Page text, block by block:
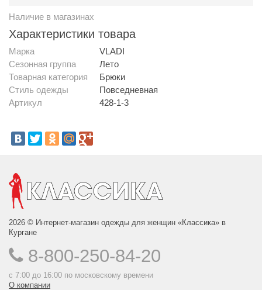
Наличие в магазинах
Характеристики товара
Марка
VLADI
Сезонная группа
Лето
Товарная категория
Брюки
Стиль одежды
Повседневная
Артикул
428-1-3
2026 © Интернет-магазин одежды для женщин «Классика» в
Кургане
8-800-250-84-20
с 7:00 до 16:00 по московскому времени
О компании